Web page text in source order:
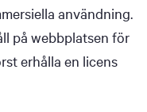
användning.
på webbplatsen för
erhålla en licens